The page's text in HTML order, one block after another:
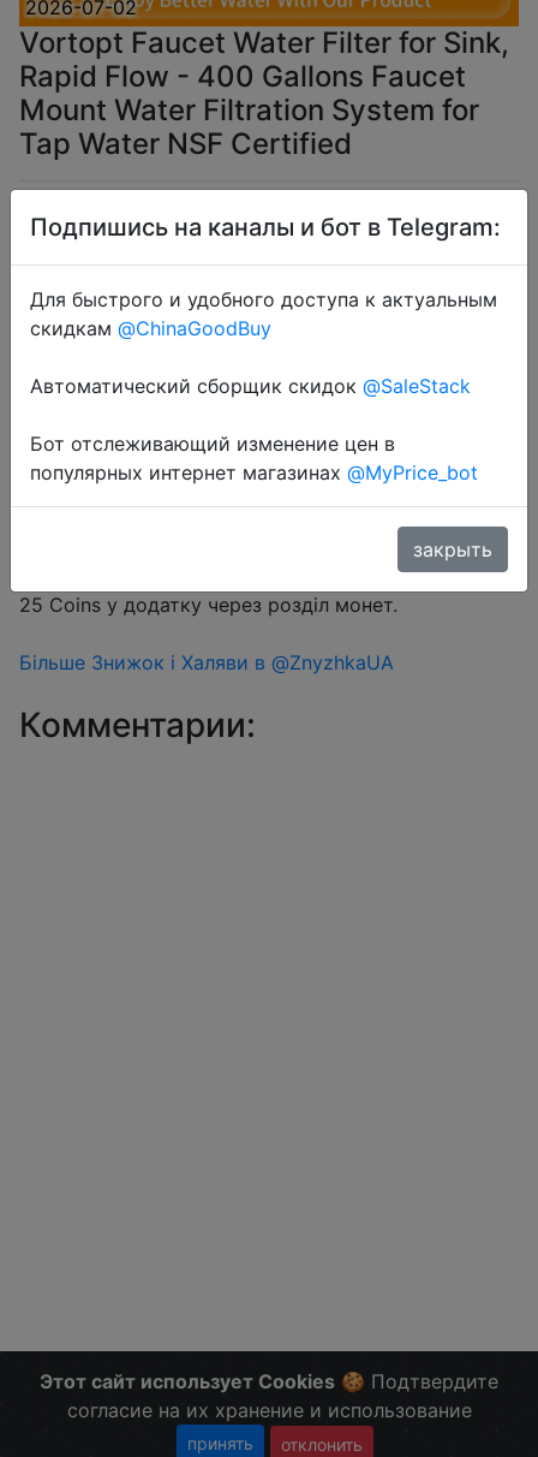
2026-07-02
Vortopt Faucet Water Filter for Sink,
Rapid Flow - 400 Gallons Faucet
Mount Water Filtration System for
Tap Water NSF Certified
$11.44
Промокод:
Перейти в магазин
Промокод CDUA01 або AEUA1 + знижка монетками
25 Coins у додатку через розділ монет.
Більше Знижок і Халяви в @ZnyzhkaUA
Комментарии:
Этот сайт использует Cookies 🍪 Подтвердите
согласие на их хранение и использование
принять отклонить
Подпишись на каналы и бот в Telegram:
Для быстрого и удобного доступа к актуальным
скидкам @ChinaGoodBuy
Автоматический сборщик скидок @SaleStack
Бот отслеживающий изменение цен в
популярных интернет магазинах @MyPrice_bot
закрыть